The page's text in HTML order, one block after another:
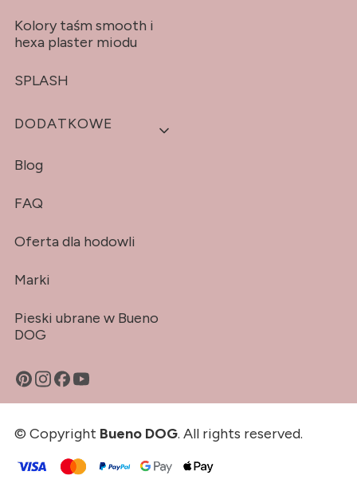
Kolory taśm smooth i
hexa plaster miodu
SPLASH
DODATKOWE
Blog
FAQ
Oferta dla hodowli
Marki
Pieski ubrane w Bueno
DOG
© Copyright Bueno DOG. All rights reserved.